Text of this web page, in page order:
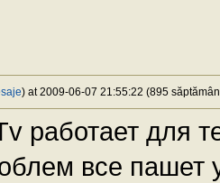
) at 2009-06-07 21:55:22 (895
работает для
все пашет